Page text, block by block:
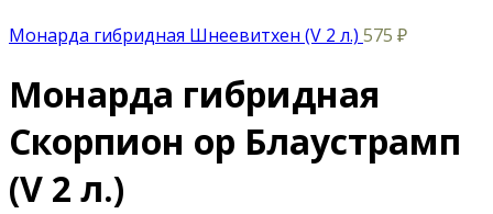
Монарда гибридная Шнеевитхен (V 2 л.) 575 ₽
Монарда гибридная
Скорпион ор Блаустрамп
(V 2 л.)